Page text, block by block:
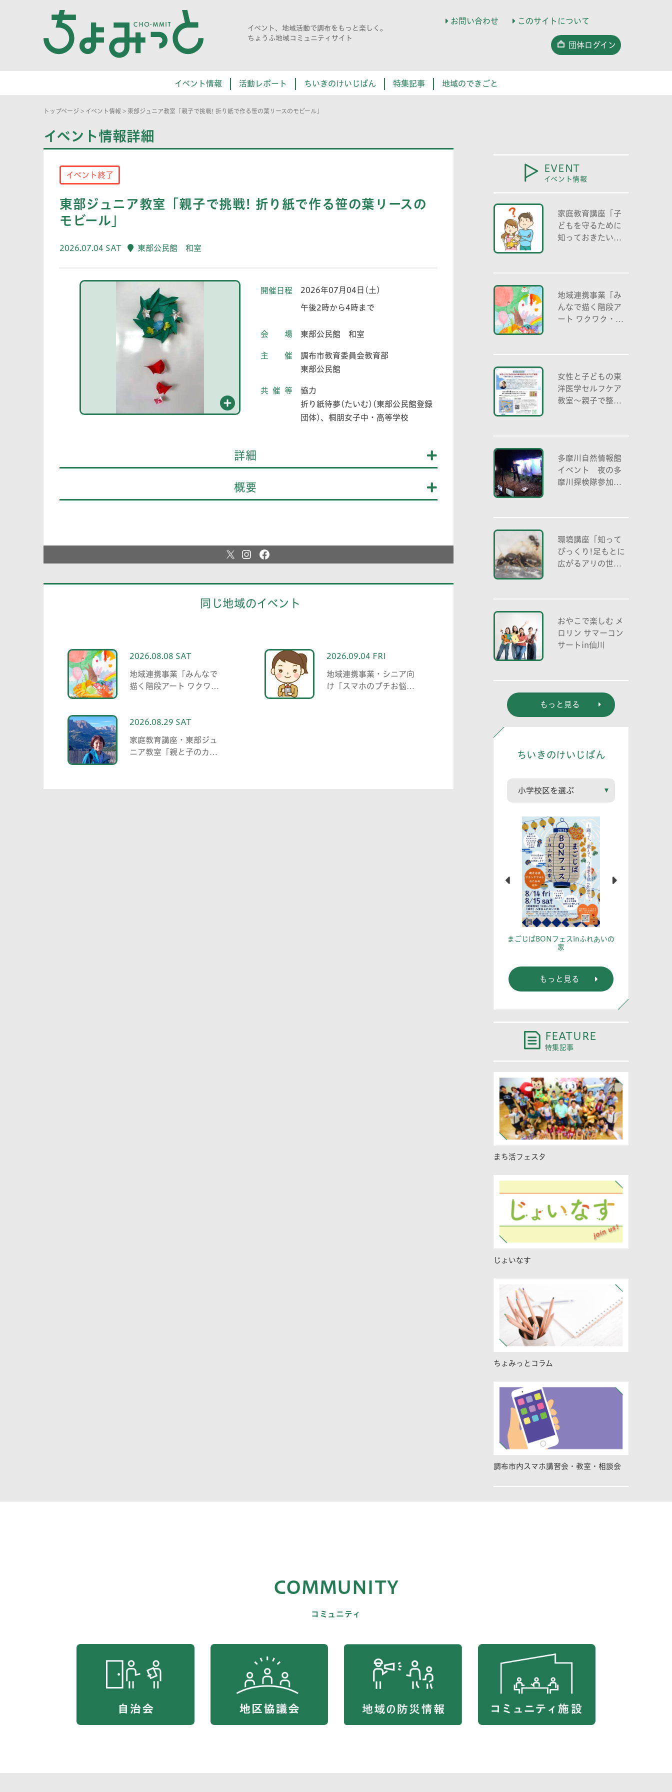
イベント、地域活動で調布をもっと楽しく。
ちょうふ地域コミュニティサイト
お問い合わせ このサイトについて
団体ログイン
イベント情報 活動レポート ちいきのけいじばん 特集記事 地域のできごと
トップページ > イベント情報 > 東部ジュニア教室「親子で挑戦! 折り紙で作る笹の葉リースのモビール」
イベント情報詳細
イベント終了
東部ジュニア教室「親子で挑戦! 折り紙で作る笹の葉リースの
モビール」
2026.07.04 SAT 東部公民館 和室
開催日程 2026年07月04日(土)
午後2時から4時まで
会場 東部公民館 和室
主催
調布市教育委員会教育部
東部公民館
共催等
協力
折り紙待夢(たいむ)(東部公民館登録
団体)、桐朋女子中・高等学校
詳細
概要
同じ地域のイベント
2026.08.08 SAT
地域連携事業「みんなで
描く階段アート ワクワ
2026.09.04 FRI
地域連携事業・シニア向
け「スマホのプチお悩み
2026.08.29 SAT
家庭教育講座・東部ジュ
ニア教室「親と子のカッ
EVENT
イベント情報
家庭教育講座「子
どもを守るために
知っておきたいこ
地域連携事業「み
んなで描く階段ア
ート ワクワク・自
女性と子どもの東
洋医学セルフケア
教室～親子で整え
多摩川自然情報館
イベント 夜の多
摩川探検隊参加者
環境講座「知って
びっくり!足もとに
広がるアリの世界
おやこで楽しむ メ
ロリン サマーコン
サートin仙川
もっと見る
ちいきのけいじばん
まごじばBONフェスinふれあいの
家
もっと見る
FEATURE
特集記事
まち活フェスタ
じょいなす
ちょみっとコラム
調布市内スマホ講習会・教室・相談会
COMMUNITY
コミュニティ